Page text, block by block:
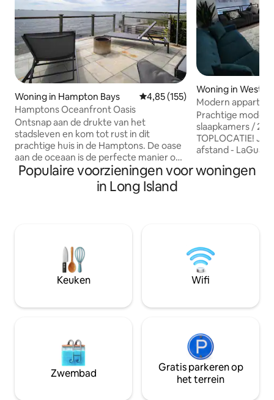
Woning in Hampton Bays Gemiddelde beoordeling van
4,85 (155)
Hamptons Oceanfront Oasis
Ontsnap aan de drukte van het
stadsleven en kom tot rust in dit
prachtige huis in de Hamptons. De oase
aan de oceaan is de perfecte manier om
wakker te worden met uitzicht op de
oceaan, stranden en nabijgelegen
restaurants. Ontspan op ons ruime
minuten van de luchthaven voor snelle
uitstapjes. Voor uw veiligheid is de
woning uitgerust met Ring-camera's en
sleutelcodes voor éénmalig gebruik.
ontsnapping!
Woning in West
Modern
slaapkamers
Prachtige
slaapkamers / 2
TOPLOCATIE! JFK op slechts 20 minuten
afstand -
een volledig
parken in de
overkant van de
State Park op vijf
Populaire voorzieningen voor woningen
in Long Island
Keuken Wifi
Zwembad
Gratis parkeren op
het terrein